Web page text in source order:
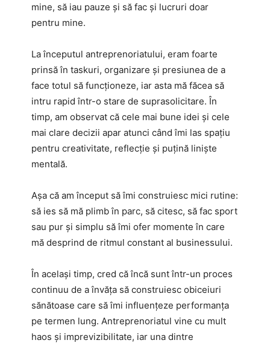
mine, să iau pauze și să fac și lucruri doar
pentru mine.
La începutul antreprenoriatului, eram foarte
prinsă în taskuri, organizare și presiunea de a
face totul să funcționeze, iar asta mă făcea să
intru rapid într-o stare de suprasolicitare. În
timp, am observat că cele mai bune idei și cele
mai clare decizii apar atunci când îmi las spațiu
pentru creativitate, reflecție și puțină liniște
mentală.
Așa că am început să îmi construiesc mici rutine:
să ies să mă plimb în parc, să citesc, să fac sport
sau pur și simplu să îmi ofer momente în care
mă desprind de ritmul constant al businessului.
În același timp, cred că încă sunt într-un proces
continuu de a învăța să construiesc obiceiuri
sănătoase care să îmi influențeze performanța
pe termen lung. Antreprenoriatul vine cu mult
haos și imprevizibilitate, iar una dintre